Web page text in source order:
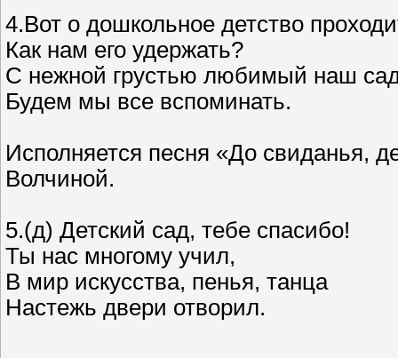
4.Вот о дошкольное детство
Как нам его удержать?
С нежной грустью любимый наш
Будем мы все вспоминать.
Исполняется песня «До свиданья,
Волчиной.
5.(д) Детский сад, тебе спасибо!
Ты нас многому учил,
В мир искусства, пенья, танца
Настежь двери отворил.